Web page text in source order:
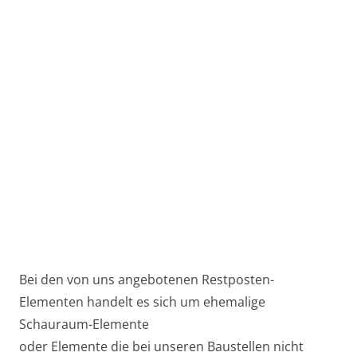
Bei den von uns angebotenen Restposten-
Elementen handelt es sich um ehemalige
Schauraum-Elemente
oder Elemente die bei unseren Baustellen nicht